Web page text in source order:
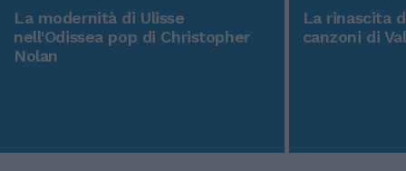
La modernità di Ulisse
nell'Odissea pop di Christopher
Nolan
La rinascita
canzoni di